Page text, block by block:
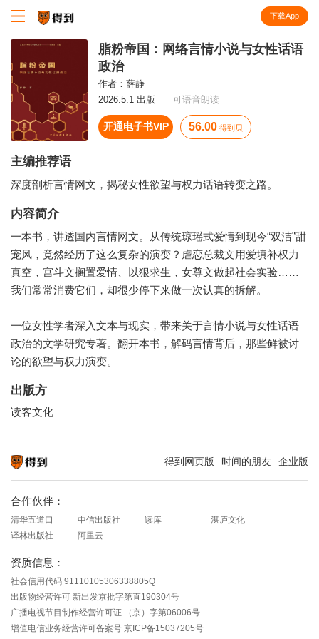
下载App
脂粉帝国：网络言情小说与女性话语
政治
作者： 薛静
2026.5.1 出版
可语音朗读
开通电子书VIP 56.00 得到贝
主编推荐语
深度剖析言情网文，揭秘女性欲望与权力话语转变之路。
内容简介
一本书，讲透国内言情网文。从传统琼瑶式爱情到现今“双洁”甜
宠风，竟然经历了这么复杂的演变？虐恋总裁文用爱填补权力
真空，宫斗文搁置爱情、以狠求生，女尊文做起社会实验……
我们常常消费它们，却很少停下来做一次认真的拆解。
一位女性学者深入文本与现实，带来关于言情小说与女性话语
政治的文学研究专著。翻开本书，解码言情背后，那些鲜被讨
论的欲望与权力演变。
出版方
读客文化
得到网页版 时间的朋友 企业版
合作伙伴：
清华五道口 中信出版社 读库
湛庐文化
译林出版社
阿里云
资质信息：
社会信用代码 91110105306338805Q
出版物经营许可 新出发京批字第直190304号
广播电视节目制作经营许可证 （京）字第06006号
增值电信业务经营许可备案号 京ICP备15037205号